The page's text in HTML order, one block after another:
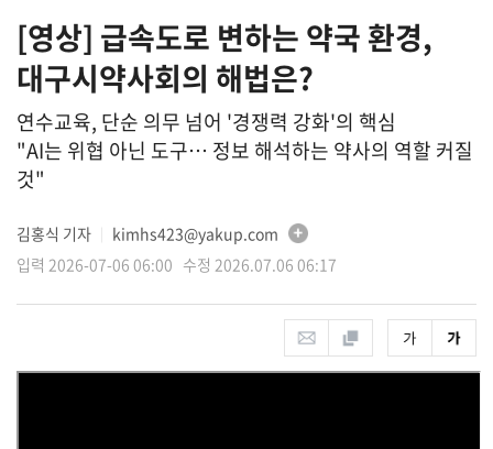
[영상] 급속도로 변하는 약국 환경,
대구시약사회의 해법은?
연수교육, 단순 의무 넘어 '경쟁력 강화'의 핵심
"AI는 위협 아닌 도구… 정보 해석하는 약사의 역할 커질
것"
김홍식 기자
kimhs423@yakup.com
입력 2026-07-06 06:00 수정 2026.07.06 06:17